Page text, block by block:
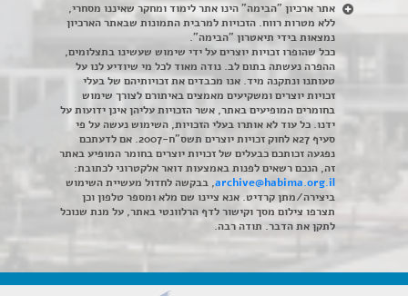
אתר ארכיון "הבימה" הינו אתר לימוד ומחקר שאיננו מסחרי,
ללא מטרות רווח. הזכויות למרבית התמונות שבאתר הארכיון
נמצאות בידי תיאטרון "הבימה".
ככל שהופרו זכויות יוצרים על ידי שימוש שעשינו בתצלומים,
ההפרה נעשתה בתום לב. נודה מאוד לכל מי שיודיע לנו על
טעותנו ונתקנה מיד. אנו מכבדים את זכויותיהם של בעלי
זכויות יוצרים ומשקיעים מאמצים באיתורם לצורך שימוש
בחומרים המופיעים באתר, אשר הזכויות עליהן אינן ידועות על
ידנו. כל עוד לא אותרו בעלי הזכויות, השימוש נעשה על פי
סעיף 27א לחוק זכויות יוצרים תשס"ח-2007. אם לדעתכם
נפגעה זכותכם כבעלים של זכויות יוצרים בחומר המופיע באתר
זה, הנכם רשאים לפנות באמצעות דואר אלקטרוני לכתובת:
archive@habima.org.il, בבקשה לחדול מעשיית השימוש
ביצירה/מתן קרדיט. אנא ציינו שם מלא ומספר טלפון וכן
תצרפו צילום מסך וקישור לדף הרלוונטי באתר, על מנת שנוכל
לתקן את הדבר. תודה רבה.